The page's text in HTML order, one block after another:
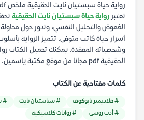
رواية حياة سبستيان نايت الحقيقية ملخص pdf
تعتبر رواية حياة سبستيان نايت الحقيقية
الغموض والتحليل النفسي، وتدور حول
أسرار حياة كاتب متوفى. تتميز الرواية
وشخصياته المعقدة. يمكنك تحميل الكتاب
الحقيقية pdf مجانا من موقع مكتبة ياسمين.
كلمات مفتاحية عن الكتاب
# فلاديمير نابوكوف # سباستيان نايت
#
# أدب روسي
# روايات كلاسيكية